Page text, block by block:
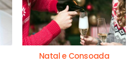
Natal e Consoada